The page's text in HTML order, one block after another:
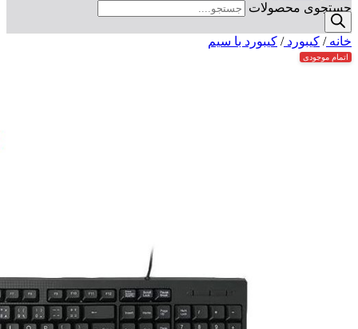
جستجوی محصولات
خانه/ کیبورد/ کیبورد با سیم
اتمام موجودی